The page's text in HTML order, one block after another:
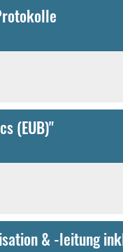
(EUB)"
& -leitung